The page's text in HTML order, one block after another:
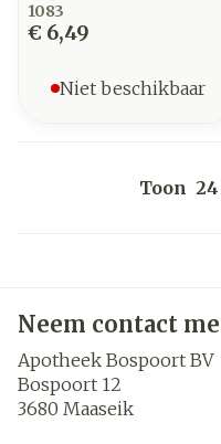
1083
€ 6,49
Niet beschikbaar
Toon
Neem contact
Apotheek Bospoort BV
Bospoort 12
3680 Maaseik